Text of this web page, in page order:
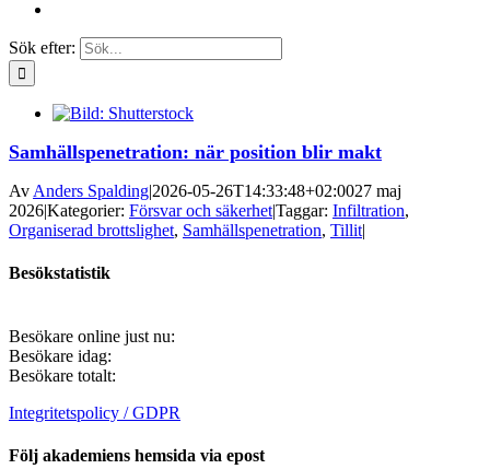
Sök efter:
Samhällspenetration: när position blir makt
Av Anders Spalding|2026-05-26T14:33:48+02:0027 maj
2026|Kategorier: Försvar och säkerhet|Taggar: Infiltration,
Organiserad brottslighet, Samhällspenetration, Tillit|
Besökstatistik
Besökare online just nu:
Besökare idag:
Besökare totalt:
Integritetspolicy / GDPR
Följ akademiens hemsida via epost